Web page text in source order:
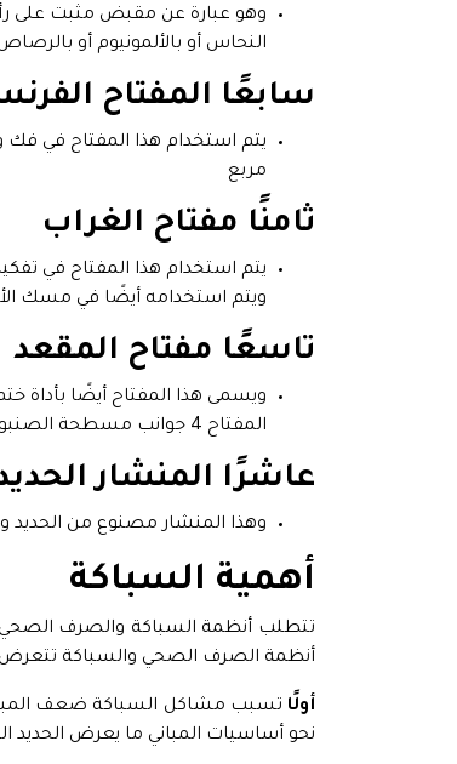
وهو عبارة عن مقبض مثبت على
النحاس أو بالألمونيوم أو
سابعًا المفتاح
يتم استخدام هذا المفتاح في فك
مربع
ثامنًا مفتاح الغراب
يتم استخدام هذا المفتاح في
ويتم استخدامه أيضًا في مسك
تاسعًا مفتاح المقعد
ويسمى هذا المفتاح أيضًا بأداة
المفتاح 4 جوانب مسطحة الصنبور ويكون هذا المفتاح على شكل حرف L
عاشرًا المنشار
وهذا المنشار مصنوع من
أهمية السباكة
تتطلب أنظمة السباكة والصرف الصحي
أنظمة الصرف الصحي والسباكة
أولًا تسبب مشاكل السباكة ضعف
نحو أساسيات المباني ما يعرض الحديد